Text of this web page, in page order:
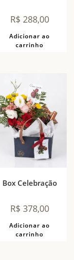
R$ 288,00
Adicionar ao
carrinho
Box Celebração
R$ 378,00
Adicionar ao
carrinho